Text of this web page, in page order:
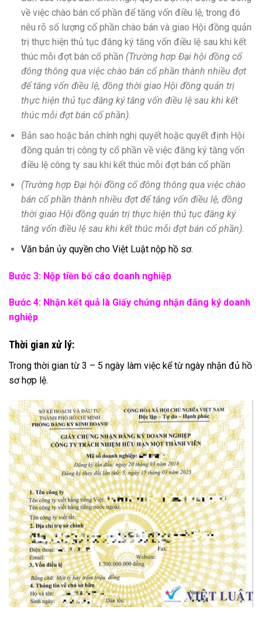
về việc chào bán cổ phần để tăng vốn điều lệ, trong đó
nêu rõ số lượng cổ phần chào bán và giao Hội đồng quản
trị thực hiện thủ tục đăng ký tăng vốn điều lệ sau khi kết
thúc mỗi đợt bán cổ phần (Trường hợp Đại hội đồng cổ
đông thông qua việc chào bán cổ phần thành nhiều đợt
để tăng vốn điều lệ, đồng thời giao Hội đồng quản trị
thực hiện thủ tục đăng ký tăng vốn điều lệ sau khi kết
thúc mỗi đợt bán cổ phần).
Bản sao hoặc bản chính nghị quyết hoặc quyết định Hội
đồng quản trị công ty cổ phần về việc đăng ký tăng vốn
điều lệ công ty sau khi kết thúc mỗi đợt bán cổ phần
(Trường hợp Đại hội đồng cổ đông thông qua việc chào
bán cổ phần thành nhiều đợt để tăng vốn điều lệ, đồng
thời giao Hội đồng quản trị thực hiện thủ tục đăng ký
tăng vốn điều lệ sau khi kết thúc mỗi đợt bán cổ phần).
Văn bản ủy quyền cho Việt Luật nộp hồ sơ.
Bước 3: Nộp tiền bố cáo doanh nghiệp
Bước 4: Nhận kết quả là Giấy chứng nhận đăng ký doanh
nghiệp
Thời gian xử lý:
Trong thời gian từ 3 – 5 ngày làm việc kể từ ngày nhận đủ hồ
sơ hợp lệ.